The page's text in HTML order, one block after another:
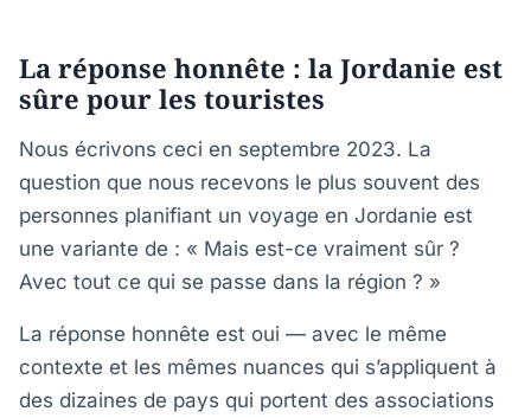
La réponse honnête : la Jordanie est
sûre pour les touristes
Nous écrivons ceci en septembre 2023. La
question que nous recevons le plus souvent des
personnes planifiant un voyage en Jordanie est
une variante de : « Mais est-ce vraiment sûr ?
Avec tout ce qui se passe dans la région ? »
La réponse honnête est oui — avec le même
contexte et les mêmes nuances qui s’appliquent à
des dizaines de pays qui portent des associations